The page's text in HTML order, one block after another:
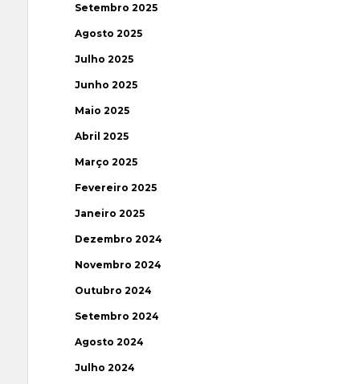
Setembro 2025
Agosto 2025
Julho 2025
Junho 2025
Maio 2025
Abril 2025
Março 2025
Fevereiro 2025
Janeiro 2025
Dezembro 2024
Novembro 2024
Outubro 2024
Setembro 2024
Agosto 2024
Julho 2024